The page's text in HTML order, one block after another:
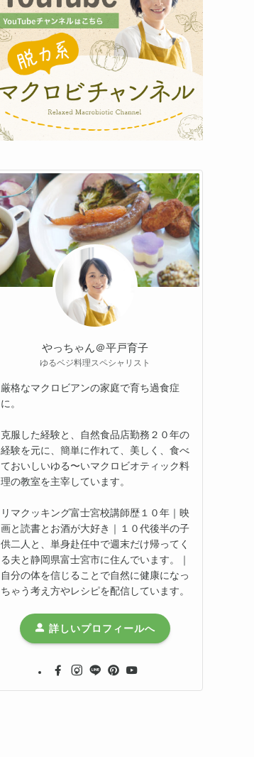
やっちゃん＠平戸育子
ゆるベジ料理スペシャリスト
厳格なマクロビアンの家庭で育ち過食症
に。
克服した経験と、自然食品店勤務２０年の
経験を元に、簡単に作れて、美しく、食べ
ておいしいゆる〜いマクロビオティック料
理の教室を主宰しています。
リマクッキング富士宮校講師歴１０年｜映
画と読書とお酒が大好き｜１０代後半の子
供二人と、単身赴任中で週末だけ帰ってく
る夫と静岡県富士宮市に住んでいます。｜
自分の体を信じることで自然に健康になっ
ちゃう考え方やレシピを配信しています。
詳しいプロフィールへ